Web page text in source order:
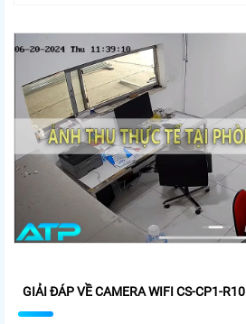
GIẢI ĐÁP VỀ CAMERA WIFI CS-CP1-